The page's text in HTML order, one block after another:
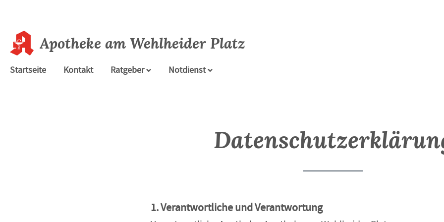
Apotheke am Wehlheider Platz
Startseite Kontakt Ratgeber Notdienst
1. Verantwortliche und Verantwortung